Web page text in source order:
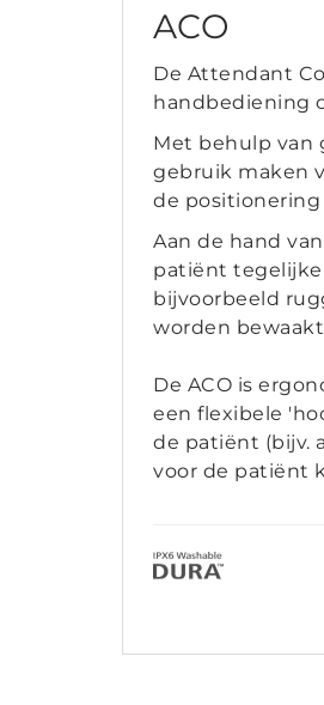
ACO
De Attendant
handbediening
Met behulp van
gebruik maken
de
Aan de hand
patiënt
bijvoorbeeld
worden
De ACO is
een flexibele
de patiënt (bijv.
voor de patiënt